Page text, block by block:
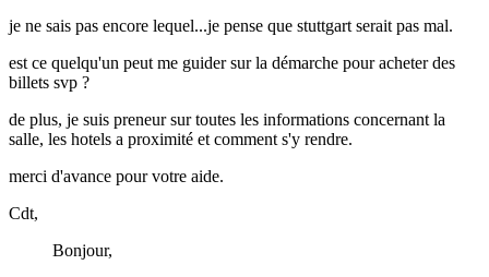
je ne sais pas encore lequel...je pense que stuttgart serait pas mal.
est ce quelqu'un peut me guider sur la démarche pour acheter des
billets svp ?
de plus, je suis preneur sur toutes les informations concernant la
salle, les hotels a proximité et comment s'y rendre.
merci d'avance pour votre aide.
Cdt,
Bonjour,